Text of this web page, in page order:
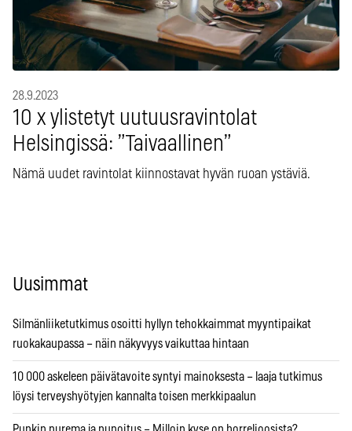
28.9.2023
10 x ylistetyt uutuusravintolat
Helsingissä: ”Taivaallinen”
Nämä uudet ravintolat kiinnostavat hyvän ruoan ystäviä.
Uusimmat
Silmänliiketutkimus osoitti hyllyn tehokkaimmat myyntipaikat
ruokakaupassa – näin näkyvyys vaikuttaa hintaan
10 000 askeleen päivätavoite syntyi mainoksesta – laaja tutkimus
löysi terveyshyötyjen kannalta toisen merkkipaalun